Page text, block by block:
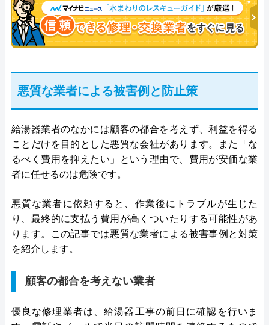
ャリスト。
悪質な業者による被害例と防止策
給湯器業者のなかには顧客の都合を考えず、利益を得る
ことだけを目的とした悪質な会社があります。また「な
るべく費用を抑えたい」という理由で、費用が安価な業
者に任せるのは危険です。
悪質な業者に依頼すると、作業後にトラブルが生じた
り、最終的に支払う費用が高くついたりする可能性があ
ります。この記事では悪質な業者による被害事例と対策
を紹介します。
顧客の都合を考えない業者
優良な修理業者は、給湯器工事の前日に確認を行いま